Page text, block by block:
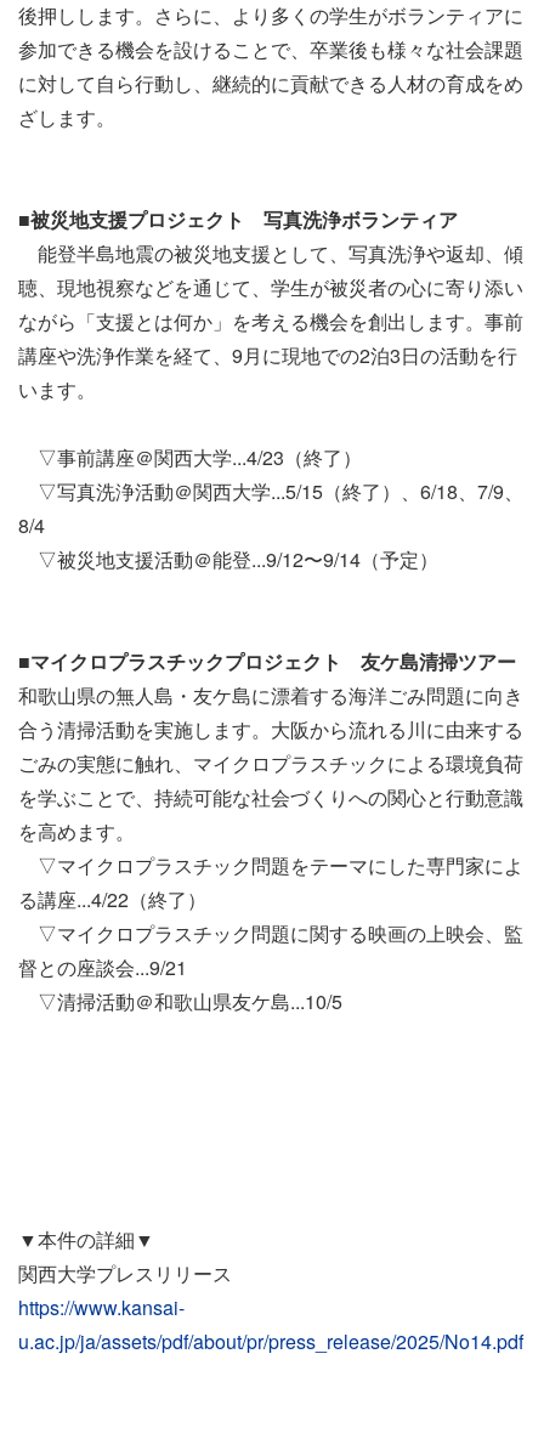
後押しします。さらに、より多くの学生がボランティアに
参加できる機会を設けることで、卒業後も様々な社会課題
に対して自ら行動し、継続的に貢献できる人材の育成をめ
ざします。
■被災地支援プロジェクト 写真洗浄ボランティア
能登半島地震の被災地支援として、写真洗浄や返却、傾
聴、現地視察などを通じて、学生が被災者の心に寄り添い
ながら「支援とは何か」を考える機会を創出します。事前
講座や洗浄作業を経て、9月に現地での2泊3日の活動を行
います。
▽事前講座＠関西大学...4/23（終了）
▽写真洗浄活動＠関西大学...5/15（終了）、6/18、7/9、
8/4
▽被災地支援活動＠能登...9/12〜9/14（予定）
■マイクロプラスチックプロジェクト 友ケ島清掃ツアー
和歌山県の無人島・友ケ島に漂着する海洋ごみ問題に向き
合う清掃活動を実施します。大阪から流れる川に由来する
ごみの実態に触れ、マイクロプラスチックによる環境負荷
を学ぶことで、持続可能な社会づくりへの関心と行動意識
を高めます。
▽マイクロプラスチック問題をテーマにした専門家によ
る講座...4/22（終了）
▽マイクロプラスチック問題に関する映画の上映会、監
督との座談会...9/21
▽清掃活動＠和歌山県友ケ島...10/5
▼本件の詳細▼
関西大学プレスリリース
https://www.kansai-
u.ac.jp/ja/assets/pdf/about/pr/press_release/2025/No14.pdf